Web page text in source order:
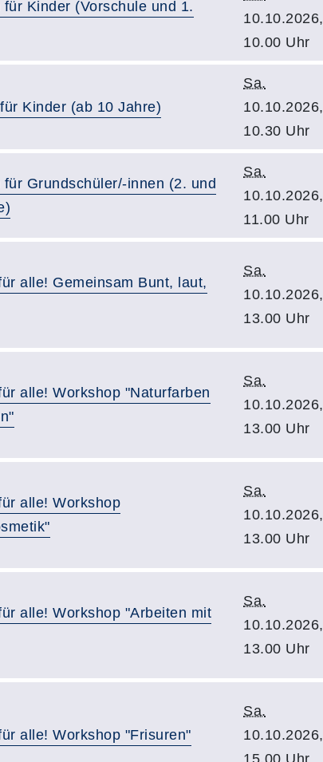
für Kinder (Vorschule und 1.
10.10.2026,
10.00 Uhr
Kinder (ab 10 Jahre)
Sa.
10.10.2026,
10.30 Uhr
für Grundschüler/-innen (2. und
Sa.
10.10.2026,
11.00 Uhr
alle! Gemeinsam Bunt, laut,
Sa.
10.10.2026,
13.00 Uhr
alle! Workshop "Naturfarben
Sa.
10.10.2026,
13.00 Uhr
alle! Workshop
Sa.
10.10.2026,
13.00 Uhr
alle! Workshop "Arbeiten mit
Sa.
10.10.2026,
13.00 Uhr
alle! Workshop "Frisuren"
Sa.
10.10.2026,
15.00 Uhr